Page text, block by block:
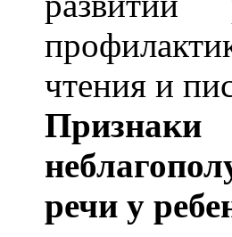
чтения и
Признаки
речи у